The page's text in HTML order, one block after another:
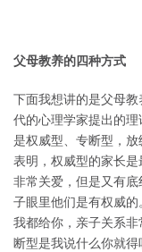
父母教养的四种方式
下面我想讲的是父母
代的心理学家提出的理
是权威型、专断型，
表明，权威型的家长
非常关爱，但是又有
子眼里他们是有权威
我都给你，亲子关系
断型是我说什么你就